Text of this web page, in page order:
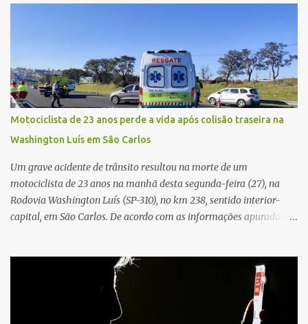
proximidades. Ainda conforme o registro policial, a vítima relatou
que, ao receber a entrega, voltou a ser ofendida com palavras de
baixo calão e insultos. Ela informou à Polícia Civil que mora
sozinha e que se sentiu ameaçada, coagida e humilhada com a
situação. Fonte: São Carlos Agora
Motociclista de 23 anos perde a vida após colisão traseira na
Washington Luís em São Carlos
Um grave acidente de trânsito resultou na morte de um
motociclista de 23 anos na manhã desta segunda-feira (27), na
Rodovia Washington Luís (SP-310), no km 238, sentido interior-
capital, em São Carlos. De acordo com as informações apuradas no
veículo, o trânsito estava lento e congestionado devido a obras
realizadas na rodovia, momento em que ocorreu o impacto. Com
a violência da colisão, o motociclista foi arremessado ao solo.
Testemunhas relataram que o capacete teria se desprendido